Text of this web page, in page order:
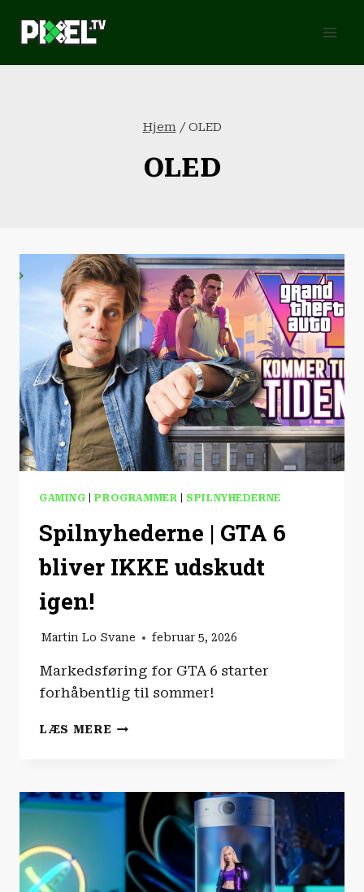
Hjem / OLED
OLED
GAMING |PROGRAMMER SPILNYHEDERNE
Spilnyhederne | GTA 6
bliver IKKE udskudt
igen!
Martin Lo Svane februar 5, 2026
Markedsføring for GTA 6 starter
forhåbentlig til sommer!
LÆS MERE SPILNYHEDERNE
BLIVER
IKKE
UDSKUDT
IGEN!